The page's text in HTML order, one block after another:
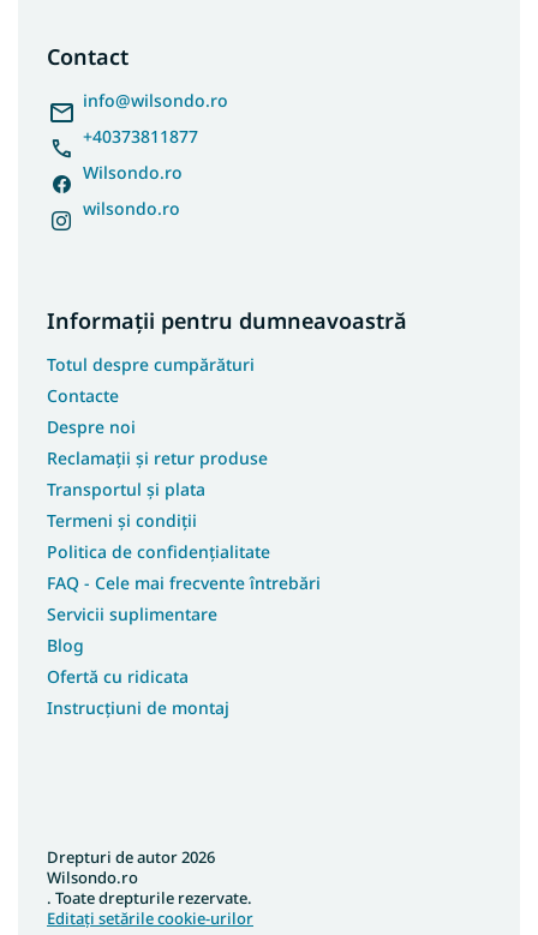
Contact
info@wilsondo.ro
+40373811877
Wilsondo.ro
wilsondo.ro
Informații pentru dumneavoastră
Totul despre cumpărături
Contacte
Despre noi
Reclamații și retur produse
Transportul și plata
Termeni și condiții
Politica de confidențialitate
FAQ - Cele mai frecvente întrebări
Servicii suplimentare
Blog
Ofertă cu ridicata
Instrucțiuni de montaj
Drepturi de autor 2026
Wilsondo.ro
. Toate drepturile rezervate.
Editați setările cookie-urilor